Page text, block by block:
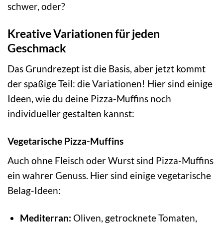
schwer, oder?
Kreative Variationen für jeden
Geschmack
Das Grundrezept ist die Basis, aber jetzt kommt
der spaßige Teil: die Variationen! Hier sind einige
Ideen, wie du deine Pizza-Muffins noch
individueller gestalten kannst:
Vegetarische Pizza-Muffins
Auch ohne Fleisch oder Wurst sind Pizza-Muffins
ein wahrer Genuss. Hier sind einige vegetarische
Belag-Ideen:
Mediterran: Oliven, getrocknete Tomaten,